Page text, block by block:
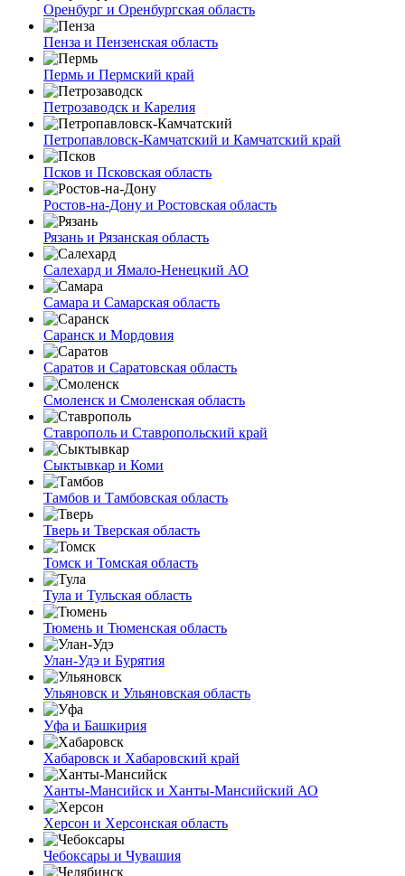
Оренбург и Оренбургская область
Пенза и Пензенская область
Пермь и Пермский край
Петрозаводск и Карелия
Петропавловск-Камчатский и Камчатский край
Псков и Псковская область
Ростов-на-Дону и Ростовская область
Рязань и Рязанская область
Салехард и Ямало-Ненецкий АО
Самара и Самарская область
Саранск и Мордовия
Саратов и Саратовская область
Смоленск и Смоленская область
Ставрополь и Ставропольский край
Сыктывкар и Коми
Тамбов и Тамбовская область
Тверь и Тверская область
Томск и Томская область
Тула и Тульская область
Тюмень и Тюменская область
Улан-Удэ и Бурятия
Ульяновск и Ульяновская область
Уфа и Башкирия
Хабаровск и Хабаровский край
Ханты-Мансийск и Ханты-Мансийский АО
Херсон и Херсонская область
Чебоксары и Чувашия